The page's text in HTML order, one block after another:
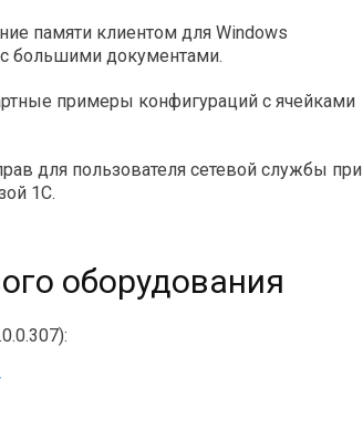
памяти клиентом для Windows
большими документами.
примеры конфигураций с ячейками
для пользователя сетевой службы при
1С.
оборудования